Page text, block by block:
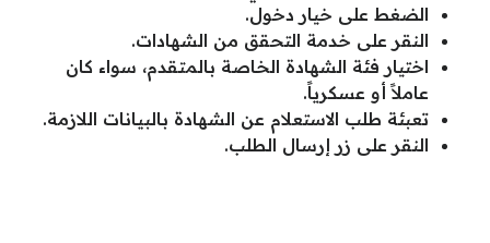
الضغط على خيار دخول.
النقر على خدمة التحقق من الشهادات.
اختيار فئة الشهادة الخاصة بالمتقدم، سواء كان
عاملاً أو عسكرياً.
تعبئة طلب الاستعلام عن الشهادة بالبيانات اللازمة.
النقر على زر إرسال الطلب.